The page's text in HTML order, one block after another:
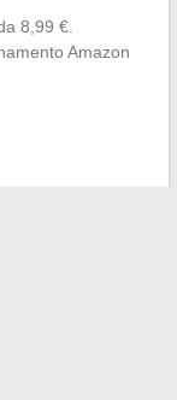
8,99 €.
Amazon